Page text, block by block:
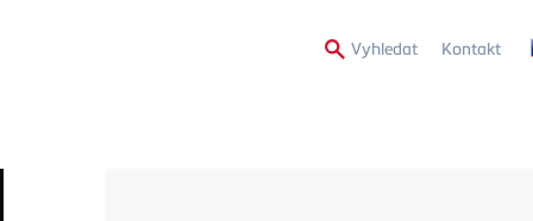
Vyhledat Kontakt